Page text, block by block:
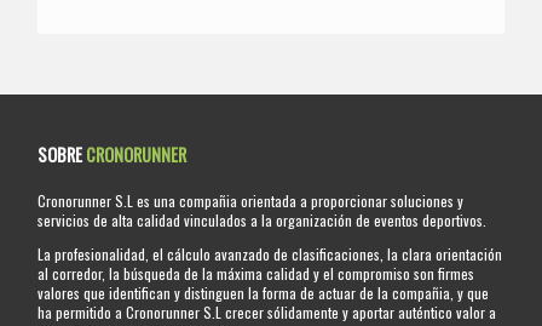
SOBRECRONORUNNER
Cronorunner S.L es una compañia orientada a proporcionar soluciones y
servicios de alta calidad vinculados a la organización de eventos deportivos.
La profesionalidad, el cálculo avanzado de clasificaciones, la clara orientación
al corredor, la búsqueda de la máxima calidad y el compromiso son firmes
valores que identifican y distinguen la forma de actuar de la compañia, y que
ha permitido a Cronorunner S.L crecer sólidamente y aportar auténtico valor a